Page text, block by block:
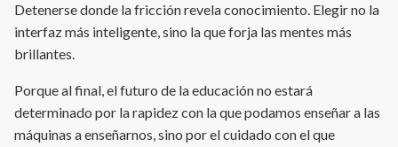
Detenerse donde la fricción revela conocimiento. Elegir no la
interfaz más inteligente, sino la que forja las mentes más
brillantes.
Porque al final, el futuro de la educación no estará
determinado por la rapidez con la que podamos enseñar a las
máquinas a enseñarnos, sino por el cuidado con el que